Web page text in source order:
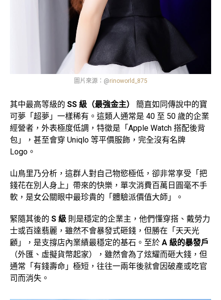
圖片來源：@rinoworld_875
其中最高等級的 SS 級（最強金主） 簡直如同傳說中的寶
可夢「超夢」一樣稀有。這類人通常是 40 至 50 歲的企業
經營者，外表極度低調，特徵是「Apple Watch 搭配後背
包」，甚至會穿 Uniqlo 等平價服飾，完全沒有名牌
Logo。
山鳥里乃分析，這群人對自己物慾極低，卻非常享受「把
錢花在別人身上」帶來的快樂，單次消費百萬日圓毫不手
軟，是女公關眼中最珍貴的「體驗派價值大師」。
緊隨其後的 S 級 則是穩定的企業主，他們懂穿搭、戴勞力
士或百達翡麗，雖然不會暴發式砸錢，但勝在「天天光
顧」，是支撐店內業績最穩定的基石。至於 A 級的暴發戶
（外匯、虛擬貨幣起家），雖然會為了炫耀而砸大錢，但
通常「有錢壽命」極短，往往一兩年後就會因破產或吃官
司而消失。